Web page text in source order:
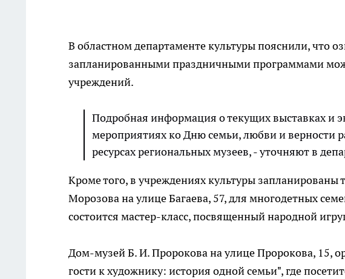
В областном департаменте культуры пояснили, что
запланированными праздничными программами
учреждений.
Подробная информация о текущих выставках и
мероприятиях ко Дню семьи, любви и
ресурсах региональных музеев, - уточняют в
Кроме того, в учреждениях культуры запланированы
Морозова на улице Багаева, 57, для многодетных
состоится мастер-класс, посвященный народной
Дом-музей Б. И. Пророкова на улице Пророкова, 15,
гости к художнику: история одной семьи", где